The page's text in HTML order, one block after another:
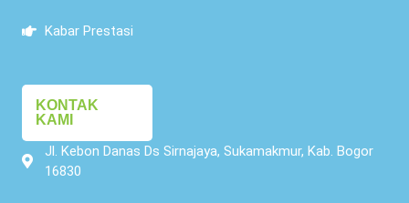
Kabar Prestasi
KONTAK
KAMI
Jl. Kebon Danas Ds Sirnajaya, Sukamakmur, Kab. Bogor
16830